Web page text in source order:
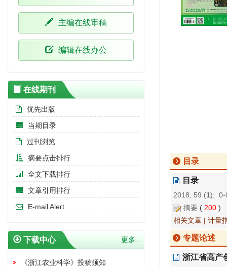
目录
目录
2018, 59 (1):
摘要 ( 200 )
相关文章 | 计量
专题论述
浙江省高产
主编在线审稿
编辑在线办公
在线期刊
优先出版
当期目录
过刊浏览
摘要点击排行
全文下载排行
文章引用排行
E-mail Alert
下载中心 更多...
《浙江农业科学》投稿须知